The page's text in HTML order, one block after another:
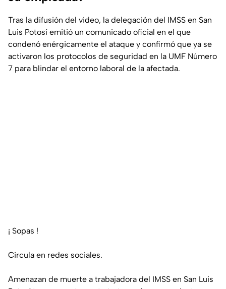
Tras la difusión del video, la delegación del IMSS en San
Luis Potosí emitió un comunicado oficial en el que
condenó enérgicamente el ataque y confirmó que ya se
activaron los protocolos de seguridad en la UMF Número
7 para blindar el entorno laboral de la afectada.
¡ Sopas !
Circula en redes sociales.
Amenazan de muerte a trabajadora del IMSS en San Luis